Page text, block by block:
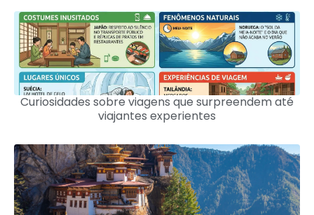
Curiosidades sobre viagens que surpreendem até
viajantes experientes